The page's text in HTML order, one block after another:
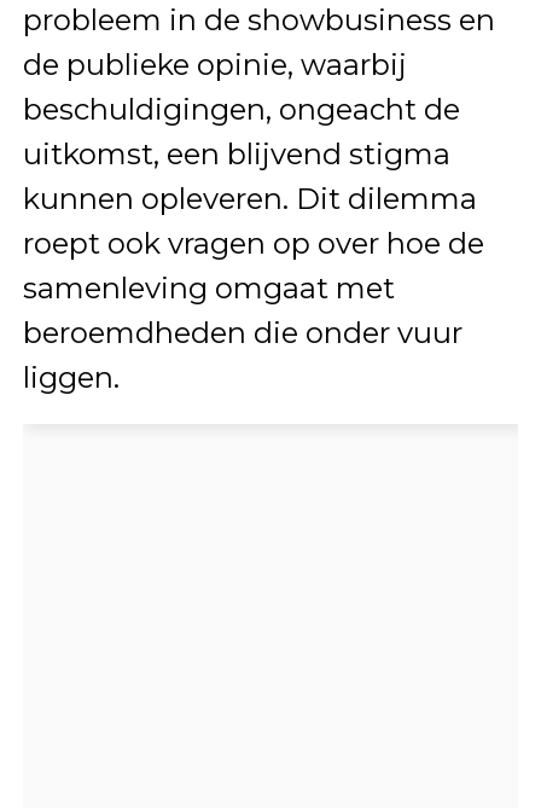
probleem in de showbusiness en
de publieke opinie, waarbij
beschuldigingen, ongeacht de
uitkomst, een blijvend stigma
kunnen opleveren. Dit dilemma
roept ook vragen op over hoe de
samenleving omgaat met
beroemdheden die onder vuur
liggen.